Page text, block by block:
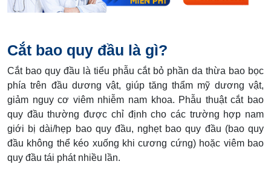
Cắt bao quy đầu là gì?
Cắt bao quy đầu là tiểu phẫu cắt bỏ phần da thừa bao bọc
phía trên đầu dương vật, giúp tăng thẩm mỹ dương vật,
giảm nguy cơ viêm nhiễm nam khoa. Phẫu thuật cắt bao
quy đầu thường được chỉ định cho các trường hợp nam
giới bị dài/hẹp bao quy đầu, nghẹt bao quy đầu (bao quy
đầu không thể kéo xuống khi cương cứng) hoặc viêm bao
quy đầu tái phát nhiều lần.